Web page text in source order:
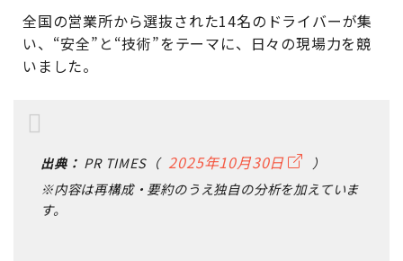
全国の営業所から選抜された14名のドライバーが集
い、“安全”と“技術”をテーマに、日々の現場力を競
いました。
出典： PR TIMES（ 2025年10月30日
）
※内容は再構成・要約のうえ独自の分析を加えていま
す。